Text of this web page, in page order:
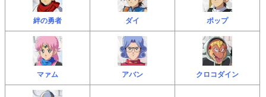
絆の勇者 ダイ ポップ
マァム アバン クロコダイン